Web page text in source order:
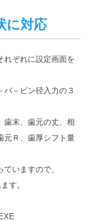
に対応
れぞれに設定画面を
バ－ピン径入力の３
歯末、歯元の丈、相
元Ｒ、歯厚シフト量
いますので、
す。